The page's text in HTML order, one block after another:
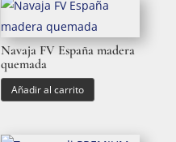
Navaja FV España madera
quemada
Añadir al carrito